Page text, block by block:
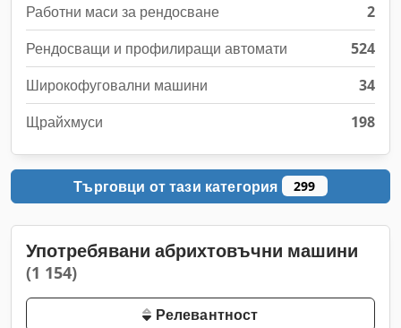
Работни маси за рендосване
2
Рендосващи и профилиращи автомати
524
Широкофуговални машини
34
Щрайхмуси
198
Търговци от тази категория 299
Употребявани абрихтовъчни машини
(1 154)
Релевантност